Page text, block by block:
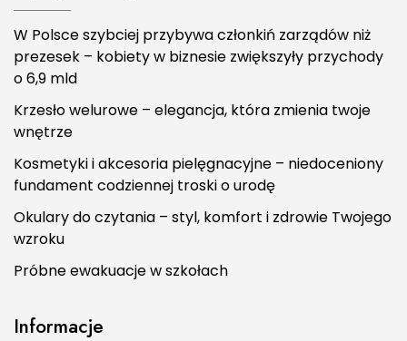
W Polsce szybciej przybywa członkiń zarządów niż
prezesek – kobiety w biznesie zwiększyły przychody
o 6,9 mld
Krzesło welurowe – elegancja, która zmienia twoje
wnętrze
Kosmetyki i akcesoria pielęgnacyjne – niedoceniony
fundament codziennej troski o urodę
Okulary do czytania – styl, komfort i zdrowie Twojego
wzroku
Próbne ewakuacje w szkołach
Informacje